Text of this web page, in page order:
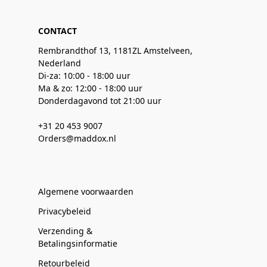
CONTACT
Rembrandthof 13, 1181ZL Amstelveen,
Nederland
Di-za: 10:00 - 18:00 uur
Ma & zo: 12:00 - 18:00 uur
Donderdagavond tot 21:00 uur
+31 20 453 9007
Orders@maddox.nl
Algemene voorwaarden
Privacybeleid
Verzending &
Betalingsinformatie
Retourbeleid